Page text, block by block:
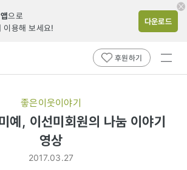
으로
이용해 보세요!
다운로드
후원하기
전체
좋은이웃이야기
예, 이선미회원의 나눔 이야기
영상
2017.03.27